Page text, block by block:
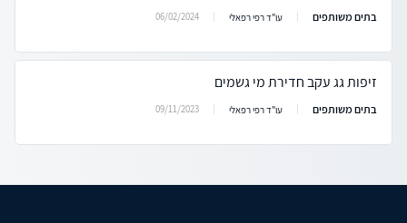
בתים משותפים עו"ד רפי רפאלי 06/02/2024
זיפות גג עקב חדירת מי גשמים
בתים משותפים עו"ד רפי רפאלי 09/11/2023